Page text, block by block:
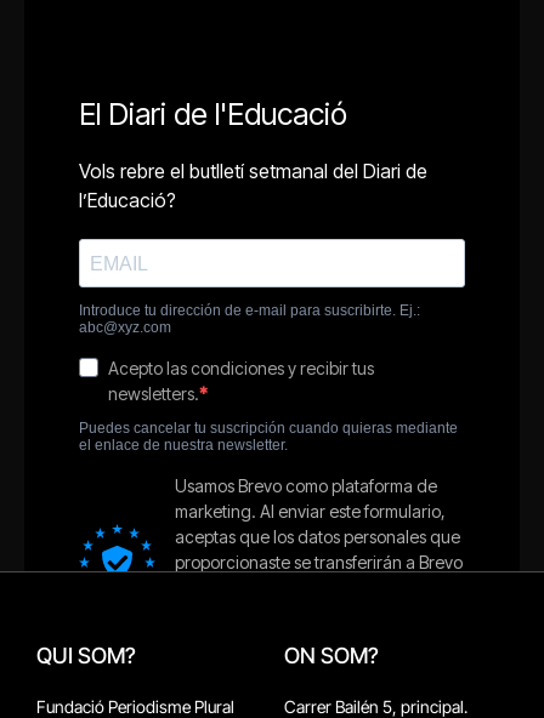
QUI SOM?
Fundació Periodisme Plural
ON SOM?
Carrer Bailén 5, principal.